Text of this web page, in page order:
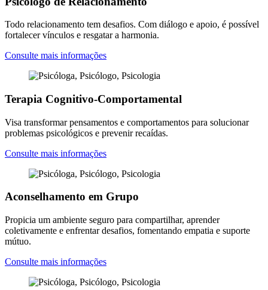
Todo relacionamento tem desafios. Com diálogo e apoio, é possível
fortalecer vínculos e resgatar a harmonia.
Consulte mais informações
Terapia Cognitivo-Comportamental
Visa transformar pensamentos e comportamentos para solucionar
problemas psicológicos e prevenir recaídas.
Consulte mais informações
Aconselhamento em Grupo
Propicia um ambiente seguro para compartilhar, aprender
coletivamente e enfrentar desafios, fomentando empatia e suporte
mútuo.
Consulte mais informações